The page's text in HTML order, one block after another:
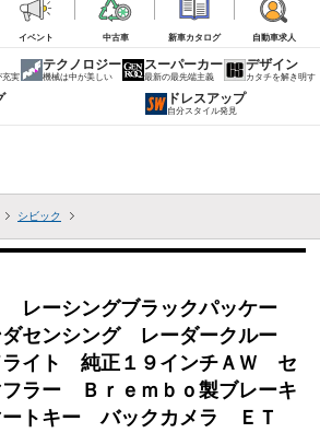
イベント 中古車 新車カタログ 自動車求人
充実
テクノロジー
機械は中が美しい
スーパーカー
最新の最先端主義
デザイン
カタチを解き明す
ドレスアップ
自分スタイル発見
シビック
レーシングブラックパッケー
センシング レーダークルー
イト 純正１９インチＡＷ セ
フラー Ｂｒｅｍｂｏ製ブレーキ
トキー バックカメラ ＥＴ